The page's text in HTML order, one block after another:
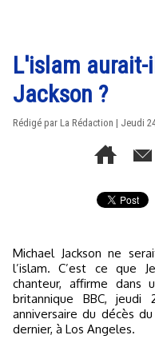
L'islam aurait-
Jackson ?
Rédigé par La Rédaction | Jeudi
Michael Jackson ne serait pas mort s’il s’était converti à
l’islam. C’est ce que
chanteur, affirme dans
britannique BBC,
anniversaire du décès
dernier, à Los Angeles.